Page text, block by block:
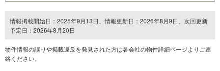
情報掲載開始日：2025年9月13日、情報更新日：2026年8月9日、次回更新
予定日：2026年8月20日
物件情報の誤りや掲載違反を発⾒された方は各会社の物件詳細ページよりご連
絡ください。